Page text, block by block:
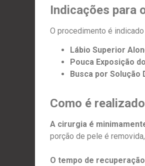
Indicações para
O procedimento é
Lábio Superior
Pouca Exposição
Busca por Solução
Como é
A cirurgia é
porção de pele é
O tempo de